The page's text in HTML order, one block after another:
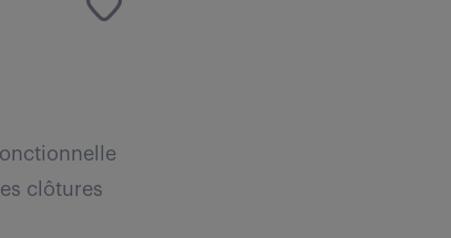
clôtures